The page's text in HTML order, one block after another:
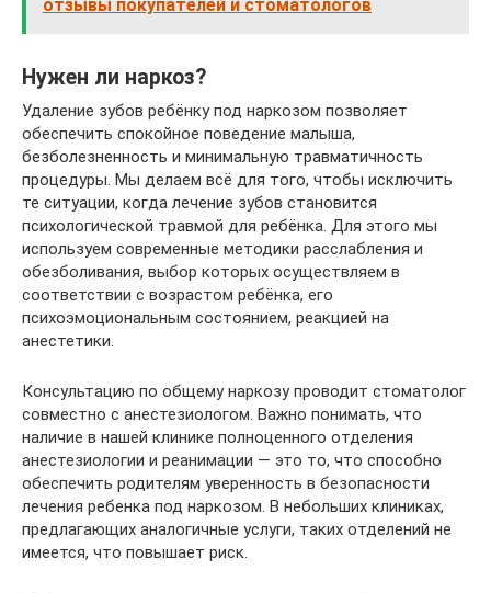
отзывы покупателей и стоматологов
Нужен ли наркоз?
Удаление зубов ребёнку под наркозом позволяет
обеспечить спокойное поведение малыша,
безболезненность и минимальную травматичность
процедуры. Мы делаем всё для того, чтобы исключить
те ситуации, когда лечение зубов становится
психологической травмой для ребёнка. Для этого мы
используем современные методики расслабления и
обезболивания, выбор которых осуществляем в
соответствии с возрастом ребёнка, его
психоэмоциональным состоянием, реакцией на
анестетики.
Консультацию по общему наркозу проводит стоматолог
совместно с анестезиологом. Важно понимать, что
наличие в нашей клинике полноценного отделения
анестезиологии и реанимации — это то, что способно
обеспечить родителям уверенность в безопасности
лечения ребенка под наркозом. В небольших клиниках,
предлагающих аналогичные услуги, таких отделений не
имеется, что повышает риск.